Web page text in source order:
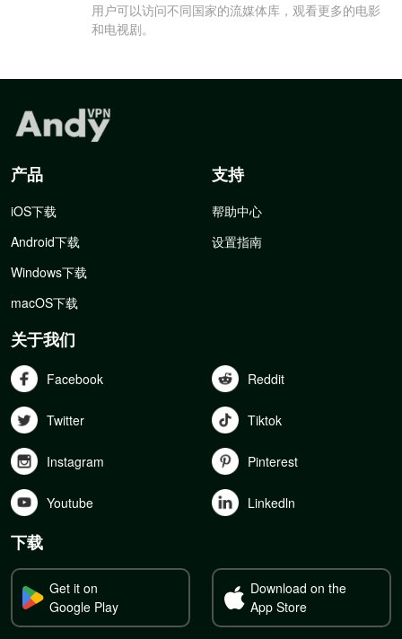
用户可以访问不同国家的流媒体库，观看更多的电影
和电视剧。
产品
iOS下载
Android下载
Windows下载
macOS下载
支持
帮助中心
设置指南
关于我们
Facebook Reddit
Twitter Tiktok
Instagram Pinterest
Youtube Linkedln
下载
Get it on
Google Play
Download on the
App Store